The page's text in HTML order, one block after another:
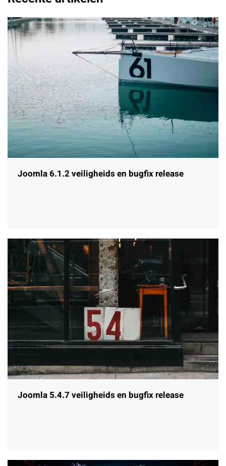
Joomla 6.1.2 veiligheids en bugfix release
Joomla 5.4.7 veiligheids en bugfix release